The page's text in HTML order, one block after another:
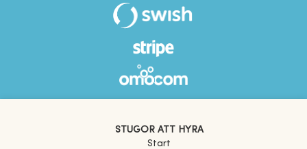
STUGOR ATT HYRA
Start